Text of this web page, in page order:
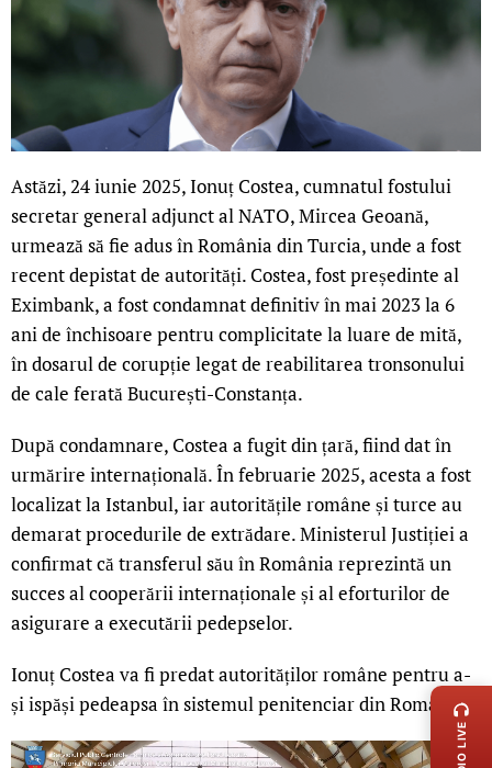
Astăzi, 24 iunie 2025, Ionuț Costea, cumnatul fostului
secretar general adjunct al NATO, Mircea Geoană,
urmează să fie adus în România din Turcia, unde a fost
recent depistat de autorități. Costea, fost președinte al
Eximbank, a fost condamnat definitiv în mai 2023 la 6
ani de închisoare pentru complicitate la luare de mită,
în dosarul de corupție legat de reabilitarea tronsonului
de cale ferată București-Constanța.
După condamnare, Costea a fugit din țară, fiind dat în
urmărire internațională. În februarie 2025, acesta a fost
localizat la Istanbul, iar autoritățile române și turce au
demarat procedurile de extrădare. Ministerul Justiției a
confirmat că transferul său în România reprezintă un
succes al cooperării internaționale și al eforturilor de
asigurare a executării pedepselor.
Ionuț Costea va fi predat autorităților române pentru a-
și ispăși pedeapsa în sistemul penitenciar din România.
LIVE